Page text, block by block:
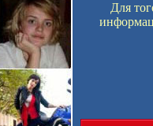
Для